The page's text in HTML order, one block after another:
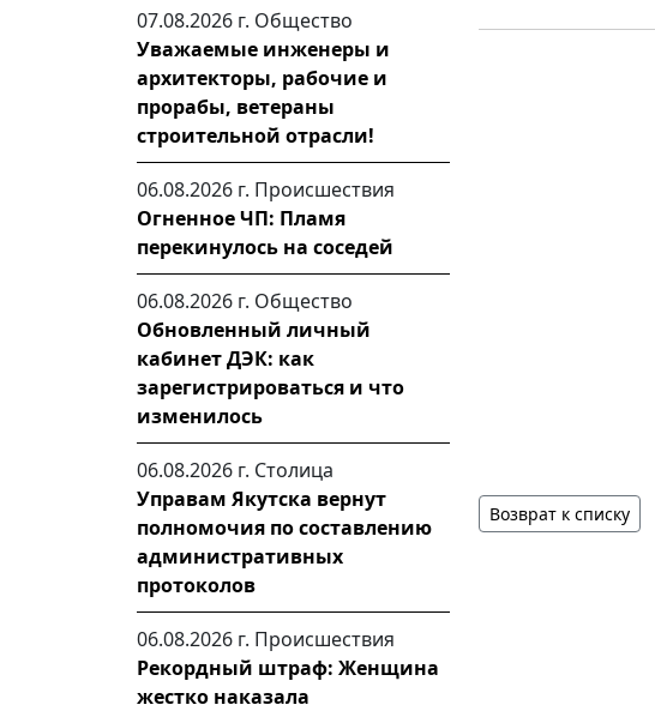
07.08.2026 г. Общество
Уважаемые инженеры и
архитекторы, рабочие и
прорабы, ветераны
строительной отрасли!
06.08.2026 г. Происшествия
Огненное ЧП: Пламя
перекинулось на соседей
06.08.2026 г. Общество
Обновленный личный
кабинет ДЭК: как
зарегистрироваться и что
изменилось
06.08.2026 г. Столица
Управам Якутска вернут
полномочия по составлению
административных
протоколов
06.08.2026 г. Происшествия
Рекордный штраф: Женщина
жестко наказала
Возврат к списку